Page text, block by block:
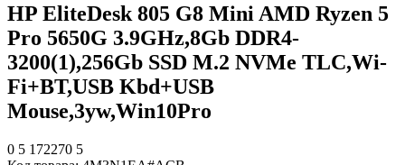
HP EliteDesk 805 G8 Mini AMD Ryzen 5
Pro 5650G 3.9GHz,8Gb DDR4-
3200(1),256Gb SSD M.2 NVMe TLC,Wi-
Fi+BT,USB Kbd+USB
Mouse,3yw,Win10Pro
0 5 172270 5